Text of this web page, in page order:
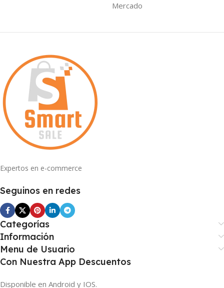
Mercado
Expertos en e-commerce
Seguinos en redes
Categorías
Información
Menu de Usuario
Con Nuestra App Descuentos
Disponible en Android y IOS.